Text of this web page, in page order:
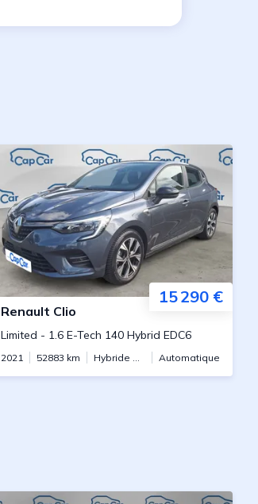
15 290 €
Renault Clio
Limited - 1.6 E-Tech 140 Hybrid EDC6
2021 52883 km Hybride essence Automatique